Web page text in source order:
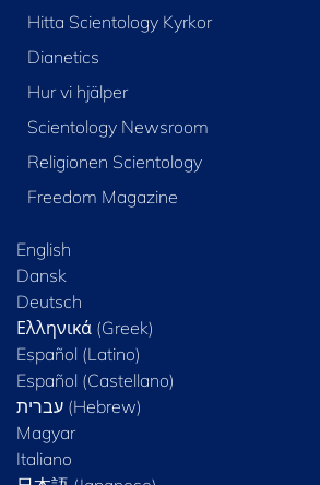
Hitta Scientology Kyrkor
Dianetics
Hur vi hjälper
Scientology Newsroom
Religionen Scientology
Freedom Magazine
English
Dansk
Deutsch
Ελληνικά (Greek)
Español (Latino)
Español (Castellano)
Magyar
Italiano